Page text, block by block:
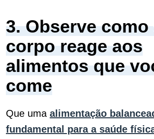
3. Observe como
corpo reage aos
alimentos que
come
Que uma alimentação
fundamental para a saúde